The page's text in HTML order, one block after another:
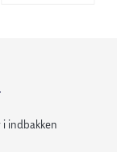
i indbakken